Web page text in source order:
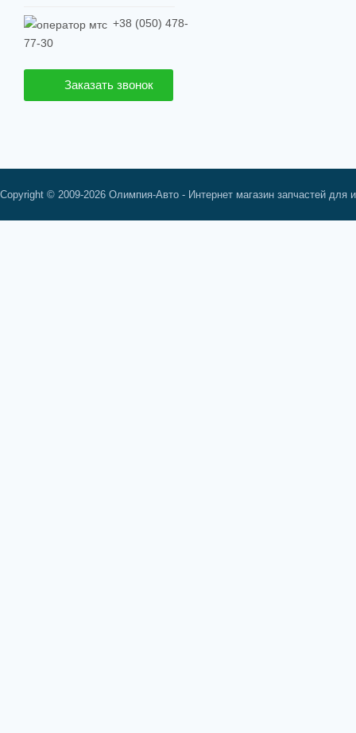
+38 (050) 478-
77-30
Заказать звонок
Copyright © 2009-2026 Олимпия-Авто - Интернет магазин запчастей для